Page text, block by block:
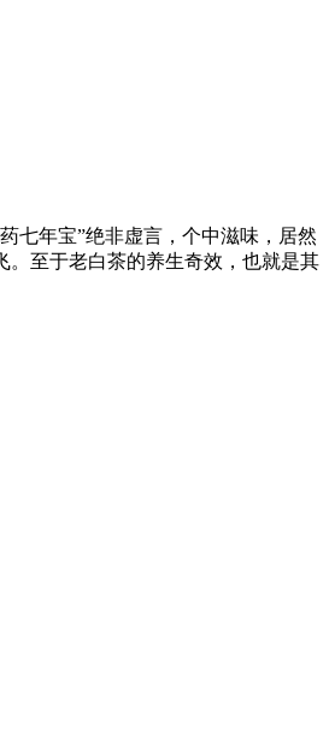
七年宝”绝非虚言，个中滋味，居然
。至于老白茶的养生奇效，也就是其